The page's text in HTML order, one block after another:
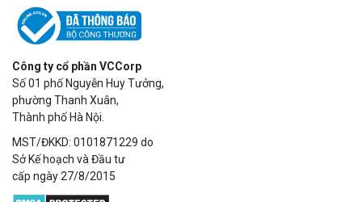
Công ty cổ phần VCCorp
Số 01 phố Nguyễn Huy Tưởng,
phường Thanh Xuân,
Thành phố Hà Nội.
MST/ĐKKD: 0101871229 do
Sở Kế hoạch và Đầu tư
cấp ngày 27/8/2015